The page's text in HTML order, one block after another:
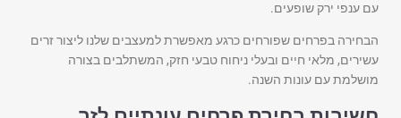
עם ענפי ירק שופעים.
הבחירה בפרחים שפורחים כרגע מאפשרת למעצבים שלנו ליצור זרים
עשירים, מלאי חיים ובעלי ניחוח טבעי חזק, המשתלבים בצורה
מושלמת עם עונות השנה.